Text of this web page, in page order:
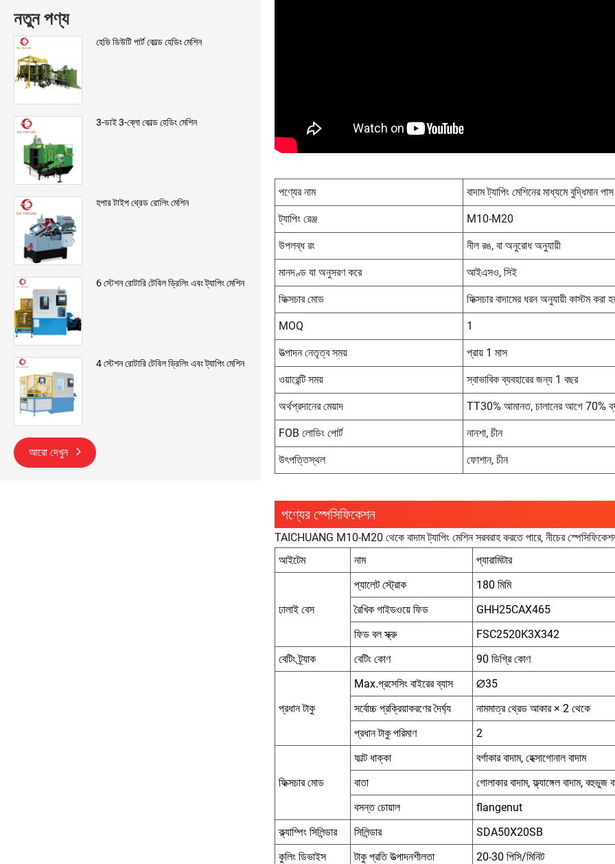
নতুন পণ্য
হেভি ডিউটি ​​পার্ট কোল্ড হেডিং মেশিন
3-ডাই 3-ব্লো কোল্ড হেডিং মেশিন
হপার টাইপ থ্রেড রোলিং মেশিন
6 স্টেশন রোটারি টেবিল ড্রিলিং এবং ট্যাপিং মেশিন
4 স্টেশন রোটারি টেবিল ড্রিলিং এবং ট্যাপিং মেশিন
আরো দেখুন
পণ্যের নাম বাদাম ট্যাপিং মেশিনের মাধ্যমে বুদ্ধিমান পাস
ট্যাপিং রেঞ্জ M10-M20
উপলব্ধ রং নীল রঙ, বা অনুরোধ অনুযায়ী
মানদণ্ড যা অনুসরণ করে আইএসও, সিই
ফিক্সচার মোড ফিক্সচার বাদামের ধরন অনুযায়ী কাস্টম করা
MOQ 1
উত্পাদন নেতৃত্ব সময় প্রায় 1 মাস
ওয়ারেন্টি সময় স্বাভাবিক ব্যবহারের জন্য 1 বছর
অর্থপ্রদানের মেয়াদ TT30% আমানত, চালানের আগে 70%
FOB লোডিং পোর্ট নানশা, চীন
উৎপত্তিস্থল ফোশান, চীন
পণ্যের স্পেসিফিকেশন
TAICHUANG M10-M20 থেকে বাদাম ট্যাপিং মেশিন সরবরাহ করতে পারে, নীচের
আইটেম
নাম প্যারামিটার
ঢালাই বেস
প্যালেট স্ট্রোক 180 মিমি
রৈখিক গাইডওয়ে ফিড
GHH25CAX465
ফিড বল স্ক্রু
FSC2520K3X342
বেটিং ট্র্যাক
বেটিং কোণ 90 ডিগ্রি কোণ
প্রধান টাকু
Max.প্রসেসিং বাইরের ব্যাস ∅35
সর্বোচ্চ প্রক্রিয়াকরণের দৈর্ঘ্য
নামমাত্র থ্রেড আকার × 2 থেকে
প্রধান টাকু পরিমাণ
2
ফিক্সচার মোড
ফাল্ট ধাক্কা বর্গাকার বাদাম, হেক্সাগোনাল বাদাম
বাতা
গোলাকার বাদাম, ফ্ল্যাঙ্গেল বাদাম, বহুভুজ
বসন্ত চোয়াল
flangenut
ক্ল্যাম্পিং সিলিন্ডার
সিলিন্ডার SDA50X20SB
কুলিং ডিভাইস
টাকু প্রতি উত্পাদনশীলতা 20-30 পিসি/মিনিট